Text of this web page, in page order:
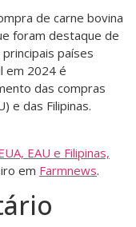
de carne bovina
foram destaque de
países
em 2024 é
das compras
e das Filipinas.
EAU e Filipinas,
em Farmnews.